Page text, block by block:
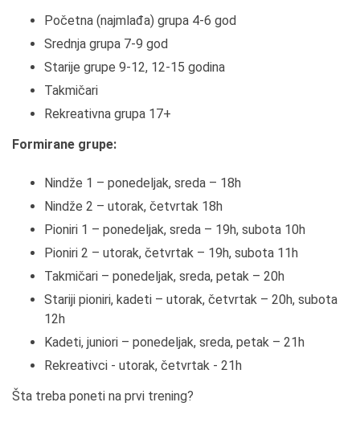
Početna (najmlađa) grupa 4-6 god
Srednja grupa 7-9 god
Starije grupe 9-12, 12-15 godina
Takmičari
Rekreativna grupa 17+
Formirane grupe:
Nindže 1 – ponedeljak, sreda – 18h
Nindže 2 – utorak, četvrtak 18h
Pioniri 1 – ponedeljak, sreda – 19h, subota 10h
Pioniri 2 – utorak, četvrtak – 19h, subota 11h
Takmičari – ponedeljak, sreda, petak – 20h
Stariji pioniri, kadeti – utorak, četvrtak – 20h, subota
12h
Kadeti, juniori – ponedeljak, sreda, petak – 21h
Rekreativci - utorak, četvrtak - 21h
Šta treba poneti na prvi trening?